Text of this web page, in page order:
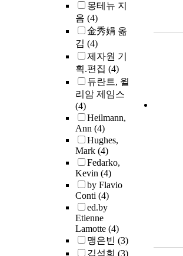
몽테뉴 지
음 (4)
金秀娟 옮
김 (4)
제자원 기
획.편집 (4)
듀란트, 윌
리암 제임스
(4)
Heilmann,
Ann (4)
Hughes,
Mark (4)
Fedarko,
Kevin (4)
by Flavio
Conti (4)
ed.by
Etienne
Lamotte (4)
맹은빈 (3)
김석희 (3)